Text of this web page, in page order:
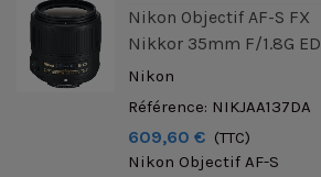
Nikon Objectif AF-S FX
Nikkor 35mm F/1.8G ED
Nikon
Référence: NIKJAA137DA
609,60 € (TTC)
Nikon Objectif AF-S